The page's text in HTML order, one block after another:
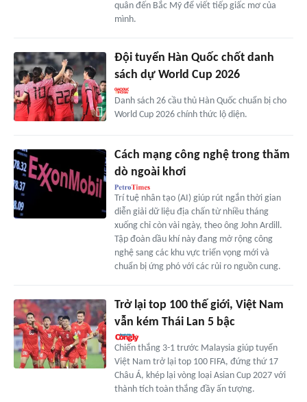
quân đến Bắc Mỹ để viết tiếp giấc mơ của
mình.
Đội tuyển Hàn Quốc chốt danh
sách dự World Cup 2026
Danh sách 26 cầu thủ Hàn Quốc chuẩn bị cho
World Cup 2026 chính thức lộ diện.
Cách mạng công nghệ trong thăm
dò ngoài khơi
Trí tuệ nhân tạo (AI) giúp rút ngắn thời gian
diễn giải dữ liệu địa chấn từ nhiều tháng
xuống chỉ còn vài ngày, theo ông John Ardill.
Tập đoàn dầu khí này đang mở rộng công
nghệ sang các khu vực triển vọng mới và
chuẩn bị ứng phó với các rủi ro nguồn cung.
Trở lại top 100 thế giới, Việt Nam
vẫn kém Thái Lan 5 bậc
Chiến thắng 3-1 trước Malaysia giúp tuyển
Việt Nam trở lại top 100 FIFA, đứng thứ 17
Châu Á, khép lại vòng loại Asian Cup 2027 với
thành tích toàn thắng đầy ấn tượng.